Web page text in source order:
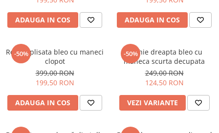
ADAUGA IN COS ADAUGA IN COS
-50%
Rochie plisata bleo cu maneci
clopot
399,00 RON
199,50 RON
ADAUGA IN COS
-50%
Rochie dreapta bleo cu
maneca scurta decupata
249,00 RON
124,50 RON
VEZI VARIANTE